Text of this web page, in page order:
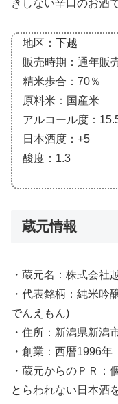
きしない辛口のお酒
地区：下越
販売時期：通年販
精米歩合：70％
原料米：国産米
アルコール度：
日本酒度：+5
酸度：1.3
蔵元情報
・蔵元名：株式会社
・代表銘柄：純米
でんえもん)
・住所：新潟県新潟
・創業：西暦1996年
・蔵元からのＰＲ：
とらわれない日本酒